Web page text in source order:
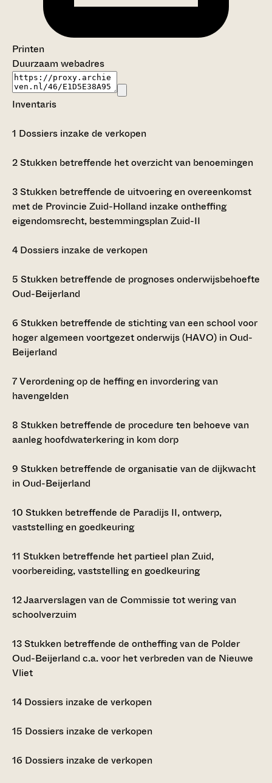
Printen
Duurzaam webadres
Inventaris
1 Dossiers inzake de verkopen
2Stukken betreffende het overzicht van benoemingen
3Stukken betreffende de uitvoering en overeenkomst
met de Provincie Zuid-Holland inzake ontheffing
eigendomsrecht, bestemmingsplan Zuid-II
4 Dossiers inzake de verkopen
5 Stukken betreffende de prognoses onderwijsbehoefte
Oud-Beijerland
6 Stukken betreffende de stichting van een school voor
hoger algemeen voortgezet onderwijs (HAVO) in Oud-
Beijerland
7Verordening op de heffing en invordering van
havengelden
8 Stukken betreffende de procedure ten behoeve van
aanleg hoofdwaterkering in kom dorp
9 Stukken betreffende de organisatie van de dijkwacht
in Oud-Beijerland
10 Stukken betreffende de Paradijs II, ontwerp,
vaststelling en goedkeuring
11 Stukken betreffende het partieel plan Zuid,
voorbereiding, vaststelling en goedkeuring
12Jaarverslagen van de Commissie tot wering van
schoolverzuim
13Stukken betreffende de ontheffing van de Polder
Oud-Beijerland c.a. voor het verbreden van de Nieuwe
Vliet
14 Dossiers inzake de verkopen
15 Dossiers inzake de verkopen
16 Dossiers inzake de verkopen